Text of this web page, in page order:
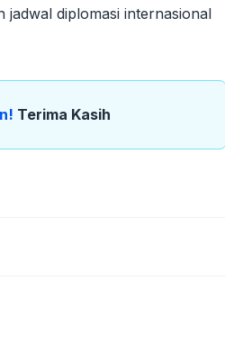
diplomasi internasional
Terima Kasih